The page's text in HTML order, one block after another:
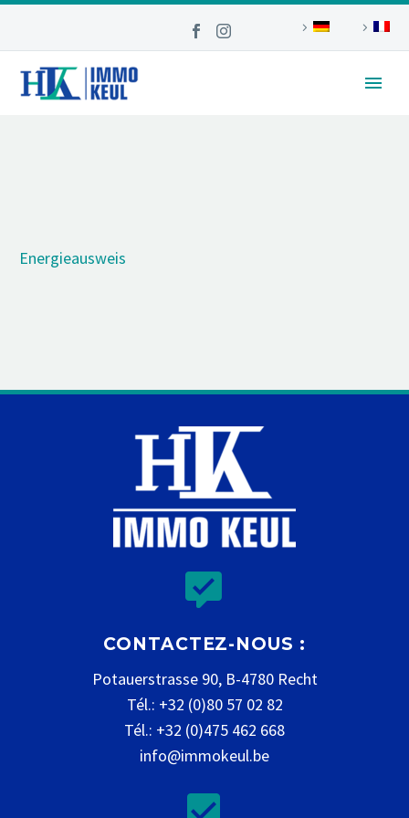
Energieausweis


CONTACTEZ-NOUS :
Potauerstrasse 90, B-4780 Recht
Tél.: +32 (0)80 57 02 82
Tél.: +32 (0)475 462 668
info@immokeul.be